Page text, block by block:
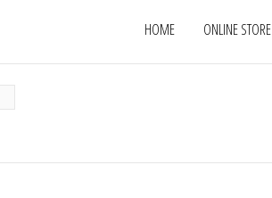
HOME ONLINE STORE